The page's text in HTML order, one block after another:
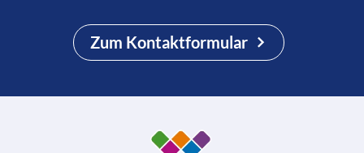
Zum Kontaktformular